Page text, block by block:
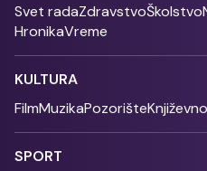
Svet radaZdravstvoŠkolstvo
HronikaVreme
KULTURA
FilmMuzikaPozorište
SPORT